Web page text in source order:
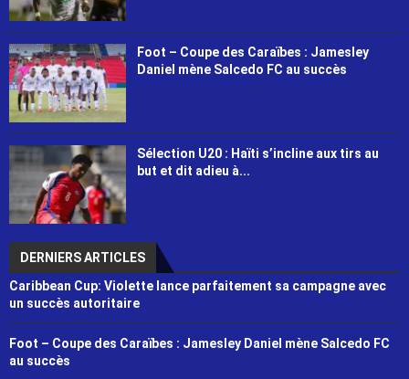
Foot – Coupe des Caraïbes : Jamesley
Daniel mène Salcedo FC au succès
Sélection U20 : Haïti s’incline aux tirs au
but et dit adieu à...
DERNIERS ARTICLES
Caribbean Cup: Violette lance parfaitement sa campagne avec
un succès autoritaire
Foot – Coupe des Caraïbes : Jamesley Daniel mène Salcedo FC
au succès